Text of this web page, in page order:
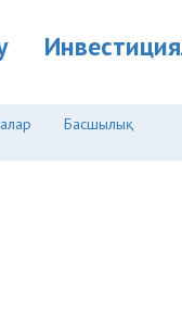
Басшылық